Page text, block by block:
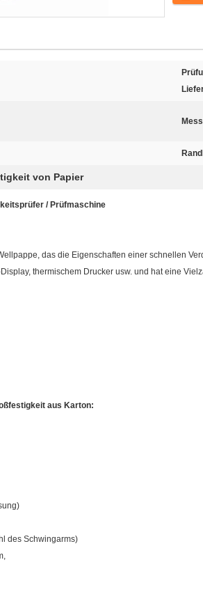
von Papier
/ Prüfmaschine
das die Eigenschaften einer schnellen
thermischem Drucker usw. und hat eine
aus Karton:
des Schwingarms)